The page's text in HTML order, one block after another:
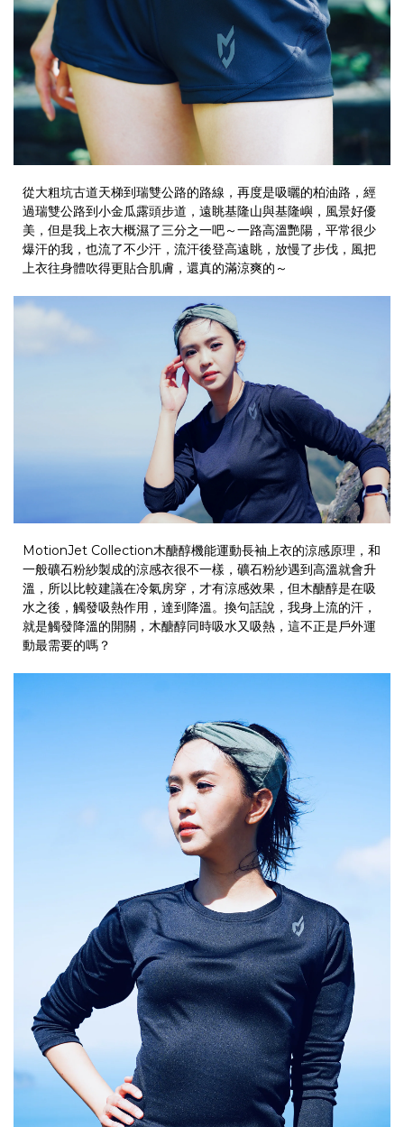
從大粗坑古道天梯到瑞雙公路的路線，再度是吸曬的柏油路，經
過瑞雙公路到小金瓜露頭步道，遠眺基隆山與基隆嶼，風景好優
美，但是我上衣大概濕了三分之一吧～一路高溫艷陽，平常很少
爆汗的我，也流了不少汗，流汗後登高遠眺，放慢了步伐，風把
上衣往身體吹得更貼合肌膚，還真的滿涼爽的～
MotionJet Collection木醣醇機能運動長袖上衣的涼感原理，和
一般礦石粉紗製成的涼感衣很不一樣，礦石粉紗遇到高溫就會升
溫，所以比較建議在冷氣房穿，才有涼感效果，但木醣醇是在吸
水之後，觸發吸熱作用，達到降溫。換句話說，我身上流的汗，
就是觸發降溫的開關，木醣醇同時吸水又吸熱，這不正是戶外運
動最需要的嗎？